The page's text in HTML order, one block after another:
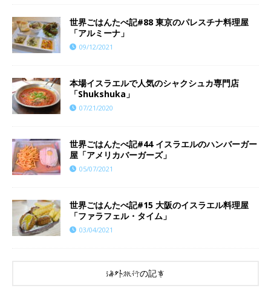
世界ごはんたべ記#88 東京のパレスチナ料理屋
「アルミーナ」
09/12/2021
本場イスラエルで人気のシャクシュカ専門店
「Shukshuka」
07/21/2020
世界ごはんたべ記#44 イスラエルのハンバーガー
屋「アメリカバーガーズ」
05/07/2021
世界ごはんたべ記#15 大阪のイスラエル料理屋
「ファラフェル・タイム」
03/04/2021
海外旅行の記事